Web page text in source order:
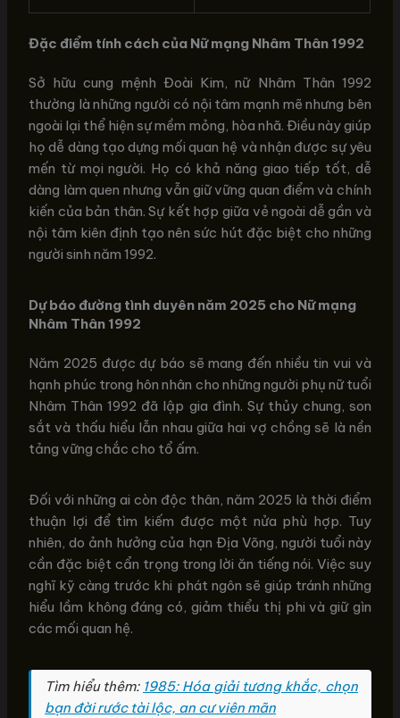
Đặc điểm tính cách của Nữ mạng Nhâm Thân 1992
Sở hữu cung mệnh Đoài Kim, nữ Nhâm Thân 1992
thường là những người có nội tâm mạnh mẽ nhưng bên
ngoài lại thể hiện sự mềm mỏng, hòa nhã. Điều này giúp
họ dễ dàng tạo dựng mối quan hệ và nhận được sự yêu
mến từ mọi người. Họ có khả năng giao tiếp tốt, dễ
dàng làm quen nhưng vẫn giữ vững quan điểm và chính
kiến của bản thân. Sự kết hợp giữa vẻ ngoài dễ gần và
nội tâm kiên định tạo nên sức hút đặc biệt cho những
người sinh năm 1992.
Dự báo đường tình duyên năm 2025 cho Nữ mạng
Nhâm Thân 1992
Năm 2025 được dự báo sẽ mang đến nhiều tin vui và
hạnh phúc trong hôn nhân cho những người phụ nữ tuổi
Nhâm Thân 1992 đã lập gia đình. Sự thủy chung, son
sắt và thấu hiểu lẫn nhau giữa hai vợ chồng sẽ là nền
tảng vững chắc cho tổ ấm.
Đối với những ai còn độc thân, năm 2025 là thời điểm
thuận lợi để tìm kiếm được một nửa phù hợp. Tuy
nhiên, do ảnh hưởng của hạn Địa Võng, người tuổi này
cần đặc biệt cẩn trọng trong lời ăn tiếng nói. Việc suy
nghĩ kỹ càng trước khi phát ngôn sẽ giúp tránh những
hiểu lầm không đáng có, giảm thiểu thị phi và giữ gìn
các mối quan hệ.
Tìm hiểu thêm: 1985: Hóa giải tương khắc, chọn
bạn đời rước tài lộc, an cư viên mãn